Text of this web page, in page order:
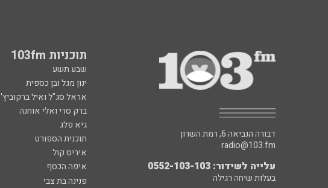
תוכניות 103fm
שבע תשע
ינון מגל ובן כספית
אראל סג"ל ואיל ברקוביץ'
ברק סרי ואלי אוחנה
גיא פלג
תוכנית הספורט
איריס קול
איפה הכסף
פנינה בת צבי
דבורה הנביאה 6, רמת השרון
radio@103.fm
עלייה לשידור: 0552-103-103
בעלות שיחה רגילה